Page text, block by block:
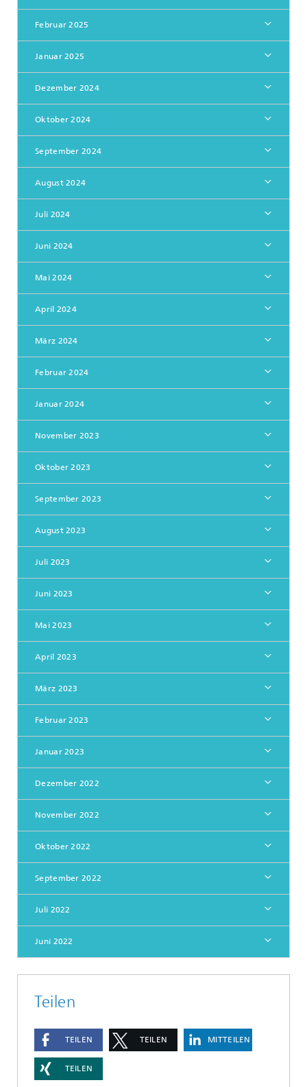
Februar 2025
Januar 2025
Dezember 2024
Oktober 2024
September 2024
August 2024
Juli 2024
Juni 2024
Mai 2024
April 2024
März 2024
Februar 2024
Januar 2024
November 2023
Oktober 2023
September 2023
August 2023
Juli 2023
Juni 2023
Mai 2023
April 2023
März 2023
Februar 2023
Januar 2023
Dezember 2022
November 2022
Oktober 2022
September 2022
Juli 2022
Juni 2022
Teilen
TEILEN TEILEN MITTEILEN
TEILEN